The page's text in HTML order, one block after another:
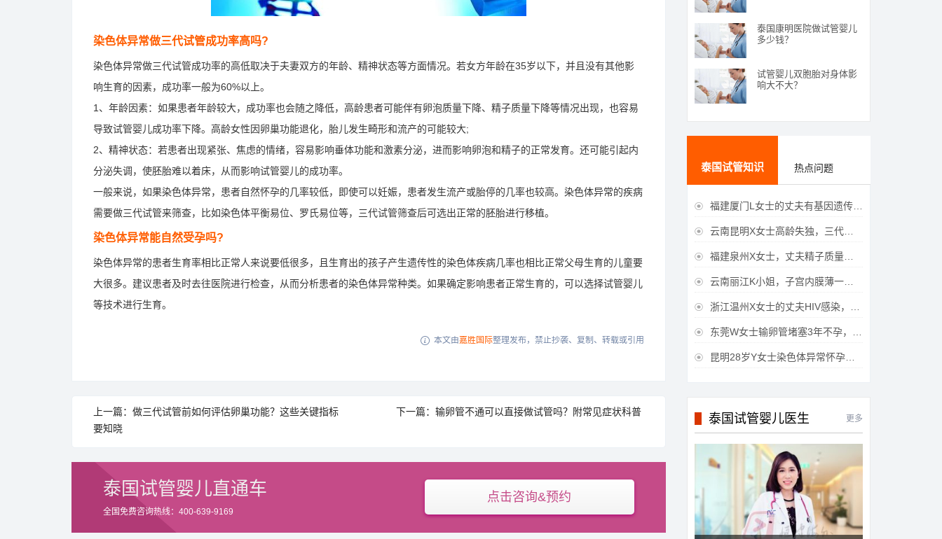
染色体异常做三代试管成功率高吗?
染色体异常做三代试管成功率的高低取决于夫妻双方的年龄、精神状态等方面情况。若女方年龄在35岁以下，并且没有其他影
响生育的因素，成功率一般为60%以上。
1、年龄因素：如果患者年龄较大，成功率也会随之降低，高龄患者可能伴有卵泡质量下降、精子质量下降等情况出现，也容易
导致试管婴儿成功率下降。高龄女性因卵巢功能退化，胎儿发生畸形和流产的可能较大;
2、精神状态：若患者出现紧张、焦虑的情绪，容易影响垂体功能和激素分泌，进而影响卵泡和精子的正常发育。还可能引起内
分泌失调，使胚胎难以着床，从而影响试管婴儿的成功率。
一般来说，如果染色体异常，患者自然怀孕的几率较低，即使可以妊娠，患者发生流产或胎停的几率也较高。染色体异常的疾病
需要做三代试管来筛查，比如染色体平衡易位、罗氏易位等，三代试管筛查后可选出正常的胚胎进行移植。
染色体异常能自然受孕吗?
染色体异常的患者生育率相比正常人来说要低很多，且生育出的孩子产生遗传性的染色体疾病几率也相比正常父母生育的儿童要
大很多。建议患者及时去往医院进行检查，从而分析患者的染色体异常种类。如果确定影响患者正常生育的，可以选择试管婴儿
等技术进行生育。
 本文由嘉胜国际整理发布，禁止抄袭、复制、转载或引用
上一篇：做三代试管前如何评估卵巢功能？这些关键指标
要知晓
下一篇：输卵管不通可以直接做试管吗？附常见症状科普
泰国试管婴儿直通车
全国免费咨询热线：400-639-9169
点击咨询&预约
泰国康明医院做试管婴儿
多少钱？
试管婴儿双胞胎对身体影
响大不大？
泰国试管知识 热点问题
 福建厦门L女士的丈夫有基因遗传疾病，三代试管生育健康宝宝
 云南昆明X女士高龄失独，三代试管助她重获女儿
 福建泉州X女士，丈夫精子质量差，三代试管获得男宝宝
 云南丽江K小姐，子宫内膜薄一直未孕，三代试管一次成功获得
 浙江温州X女士的丈夫HIV感染，三代试管成功获得女宝宝
 东莞W女士输卵管堵塞3年不孕，泰国三代试管喜获
 昆明28岁Y女士染色体异常怀孕难，泰国三代试管成功好孕
泰国试管婴儿医生 更多